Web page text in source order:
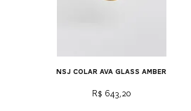
NSJ colar ava glass amber
Preço
R$ 643,20